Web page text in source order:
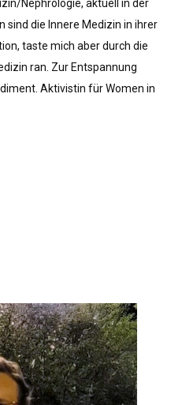
Nephrologie, aktuell in der
sind die Innere Medizin in ihrer
taste mich aber durch die
ran. Zur Entspannung
Aktivistin für Women in